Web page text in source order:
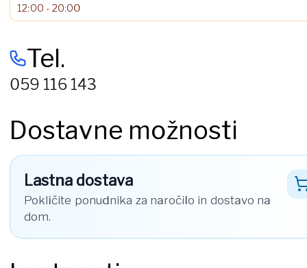
12:00 - 20:00
Tel.
059 116 143
Dostavne možnosti
Lastna dostava
Pokličite ponudnika za naročilo in dostavo na
dom.